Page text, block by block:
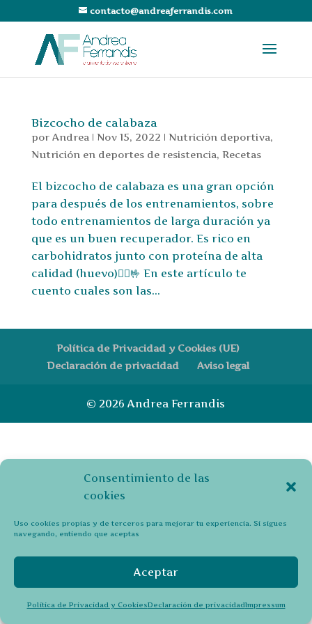
Consentimiento de las
cookies
Uso cookies propias y de terceros para mejorar tu experiencia. Si sigues
navegando, entiendo que aceptas
Aceptar
Política de Privacidad y CookiesDeclaración de privacidadImpressum
contacto@andreaferrandis.com
Bizcocho de calabaza
por Andrea | Nov 15, 2022 | Nutrición deportiva,
Nutrición en deportes de resistencia, Recetas
El bizcocho de calabaza es una gran opción
para después de los entrenamientos, sobre
todo entrenamientos de larga duración ya
que es un buen recuperador. Es rico en
carbohidratos junto con proteína de alta
calidad (huevo)🏃‍♀️🤟 En este artículo te
cuento cuales son las...
Política de Privacidad y Cookies (UE)
Declaración de privacidad
Aviso legal
© 2026 Andrea Ferrandis